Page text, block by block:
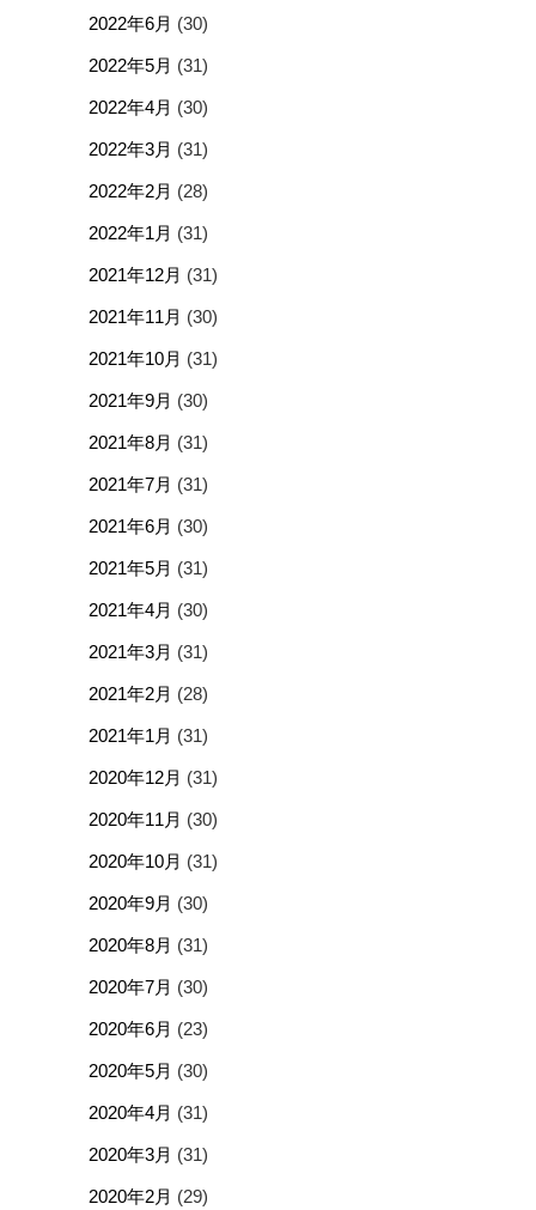
2022年6月 (30)
2022年5月 (31)
2022年4月 (30)
2022年3月 (31)
2022年2月 (28)
2022年1月 (31)
2021年12月 (31)
2021年11月 (30)
2021年10月 (31)
2021年9月 (30)
2021年8月 (31)
2021年7月 (31)
2021年6月 (30)
2021年5月 (31)
2021年4月 (30)
2021年3月 (31)
2021年2月 (28)
2021年1月 (31)
2020年12月 (31)
2020年11月 (30)
2020年10月 (31)
2020年9月 (30)
2020年8月 (31)
2020年7月 (30)
2020年6月 (23)
2020年5月 (30)
2020年4月 (31)
2020年3月 (31)
2020年2月 (29)